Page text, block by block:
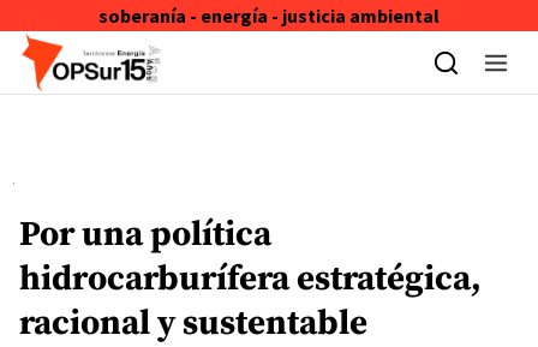
soberanía - energía - justicia ambiental
Skip to content
Por una política
hidrocarburífera estratégica,
racional y sustentable